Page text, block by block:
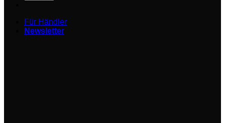
Für Händler
Newsletter